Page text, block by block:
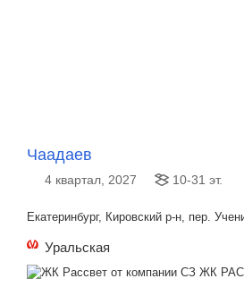
Чаадаев
4 квартал, 2027 10-31 эт.
Екатеринбург, Кировский р-н, пер.
Уральская